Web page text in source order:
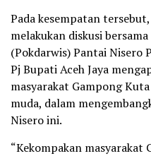
Pada kesempatan
melakukan diskusi
(Pokdarwis) Pantai Nisero
Pj Bupati Aceh Jaya
masyarakat Gampong
muda, dalam
Nisero ini.
“Kekompakan masyarakat